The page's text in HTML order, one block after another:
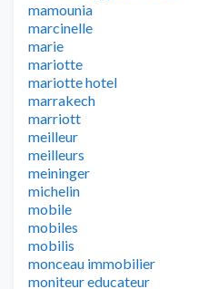
mamounia
marcinelle
marie
mariotte
mariotte hotel
marrakech
marriott
meilleur
meilleurs
meininger
michelin
mobile
mobiles
mobilis
monceau immobilier
moniteur educateur